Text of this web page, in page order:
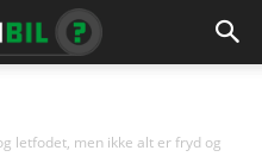
letfodet, men ikke alt er fryd og